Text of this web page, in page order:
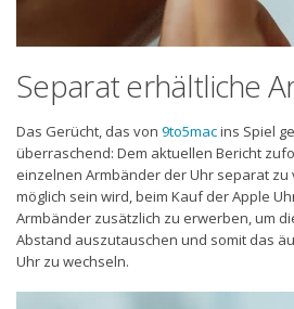
Separat erhältliche
Das Gerücht, das von 9to5macins Spiel
überraschend: Dem aktuellen Bericht
einzelnen Armbänder der Uhr separat
möglich sein wird, beim Kauf der Apple
Armbänder zusätzlich zu erwerben, um
Abstand auszutauschen und somit das
Uhr zu wechseln.